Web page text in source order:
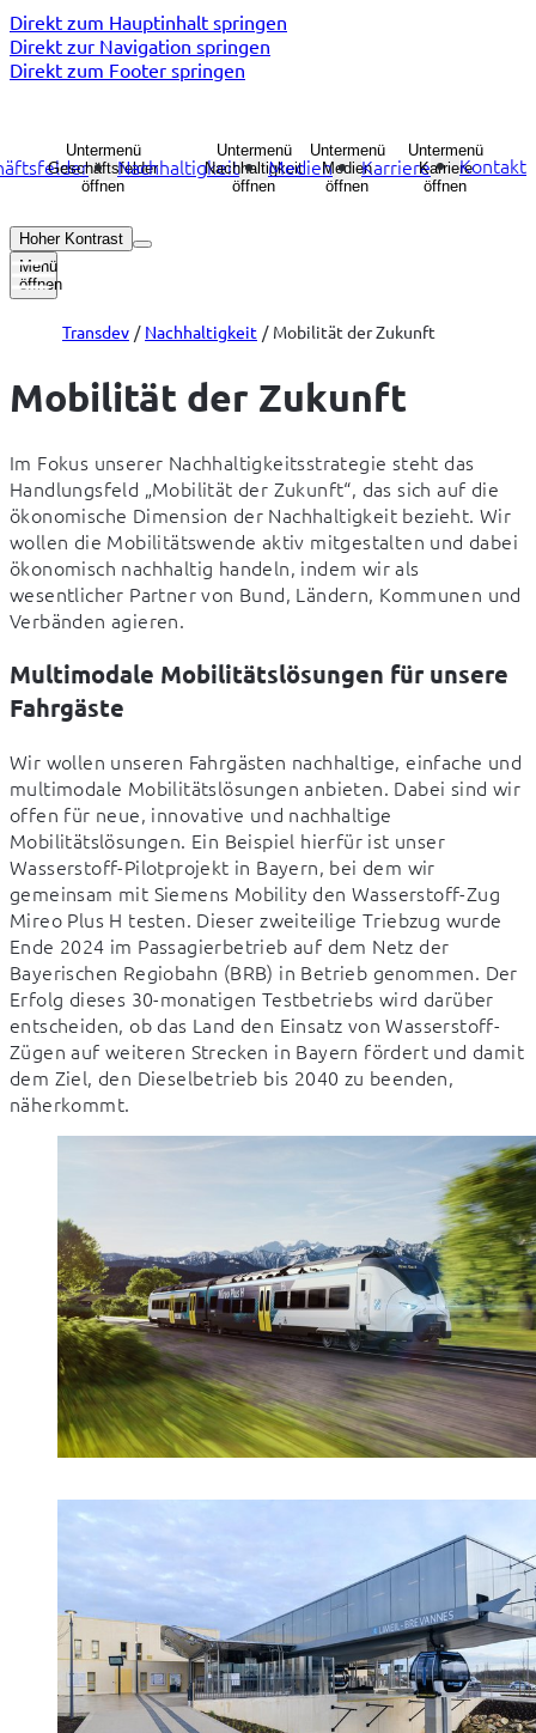
Direkt zum Hauptinhalt springen
Direkt zur Navigation springen
Direkt zum Footer springen
Untermenü
Geschäftsfelder
öffnen
Nachhaltigkeit
Untermenü
Nachhaltigkeit
öffnen
Medien
Untermenü
Medien
öffnen
Karriere
Untermenü
Karriere
öffnen
Kontakt
Hoher Kontrast
Menü
öffnen
Transdev Nachhaltigkeit Mobilität der Zukunft
Mobilität der Zukunft
Im Fokus unserer Nachhaltigkeitsstrategie steht das
Handlungsfeld „Mobilität der Zukunft“, das sich auf die
ökonomische Dimension der Nachhaltigkeit bezieht. Wir
wollen die Mobilitätswende aktiv mitgestalten und dabei
ökonomisch nachhaltig handeln, indem wir als
wesentlicher Partner von Bund, Ländern, Kommunen und
Verbänden agieren.
Multimodale Mobilitätslösungen für unsere
Fahrgäste
Wir wollen unseren Fahrgästen nachhaltige, einfache und
multimodale Mobilitätslösungen anbieten. Dabei sind wir
offen für neue, innovative und nachhaltige
Mobilitätslösungen. Ein Beispiel hierfür ist unser
Wasserstoff-Pilotprojekt in Bayern, bei dem wir
gemeinsam mit Siemens Mobility den Wasserstoff-Zug
Mireo Plus H testen. Dieser zweiteilige Triebzug wurde
Ende 2024 im Passagierbetrieb auf dem Netz der
Bayerischen Regiobahn (BRB) in Betrieb genommen. Der
Erfolg dieses 30-monatigen Testbetriebs wird darüber
entscheiden, ob das Land den Einsatz von Wasserstoff-
Zügen auf weiteren Strecken in Bayern fördert und damit
dem Ziel, den Dieselbetrieb bis 2040 zu beenden,
näherkommt.